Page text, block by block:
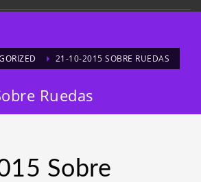
21-10-2015 SOBRE RUEDAS
Ruedas
Sobre